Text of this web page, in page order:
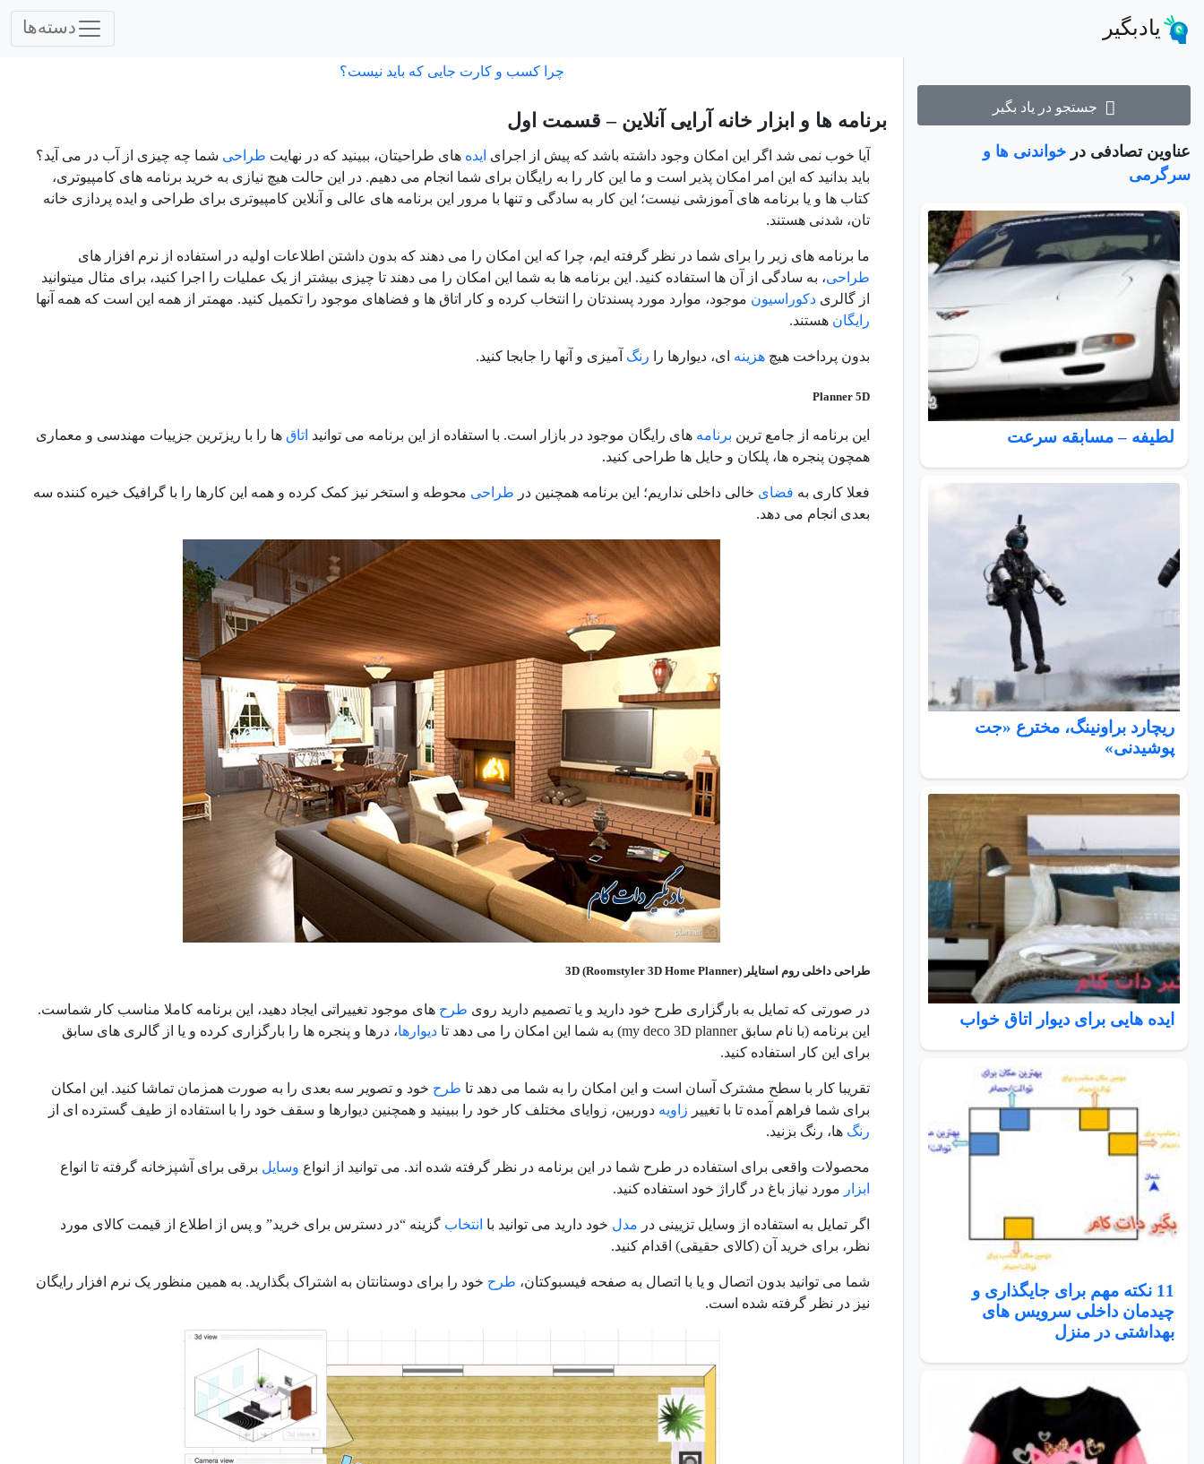
یادبگیر دسته‌ها
جستجو در یاد بگیر
عناوین تصادفی در خواندنی ها و
سرگرمی
لطیفه – مسابقه سرعت
ریچارد براونینگ، مخترع «جت
پوشیدنی»
ایده هایی برای دیوار اتاق خواب
11 نکته مهم برای جایگذاری و
چیدمان داخلی سرویس های
بهداشتی در منزل
چرا کسب و کارت جایی که باید نیست؟
برنامه ها و ابزار خانه آرایی آنلاین – قسمت اول
آیا خوب نمی شد اگر این امکان وجود داشته باشد که پیش از اجرای ایده های طراحیتان، ببینید که در نهایت طراحی شما چه چیزی از آب در می آید؟
باید بدانید که این امر امکان پذیر است و ما این کار را به رایگان برای شما انجام می دهیم. در این حالت هیچ نیازی به خرید برنامه های کامپیوتری،
کتاب ها و یا برنامه های آموزشی نیست؛ این کار به سادگی و تنها با مرور این برنامه های عالی و آنلاین کامپیوتری برای طراحی و ایده پردازی خانه
تان، شدنی هستند.
ما برنامه های زیر را برای شما در نظر گرفته ایم، چرا که این امکان را می دهند که بدون داشتن اطلاعات اولیه در استفاده از نرم افزار های
طراحی، به سادگی از آن ها استفاده کنید. این برنامه ها به شما این امکان را می دهند تا چیزی بیشتر از یک عملیات را اجرا کنید، برای مثال میتوانید
از گالری دکوراسیون موجود، موارد مورد پسندتان را انتخاب کرده و کار اتاق ها و فضاهای موجود را تکمیل کنید. مهمتر از همه این است که همه آنها
رایگان هستند.
بدون پرداخت هیچ هزینه ای، دیوارها را رنگ آمیزی و آنها را جابجا کنید.
Planner 5D
این برنامه از جامع ترین برنامه های رایگان موجود در بازار است. با استفاده از این برنامه می توانید اتاق ها را با ریزترین جزییات مهندسی و معماری
همچون پنجره ها، پلکان و حایل ها طراحی کنید.
فعلا کاری به فضای خالی داخلی نداریم؛ این برنامه همچنین در طراحی محوطه و استخر نیز کمک کرده و همه این کارها را با گرافیک خیره کننده سه
بعدی انجام می دهد.
طراحی داخلی روم استایلر 3D (Roomstyler 3D Home Planner)
در صورتی که تمایل به بارگزاری طرح خود دارید و یا تصمیم دارید روی طرح های موجود تغییراتی ایجاد دهید، این برنامه کاملا مناسب کار شماست.
این برنامه (با نام سابق my deco 3D planner) به شما این امکان را می دهد تا
دیوارها، درها و پنجره ها را بارگزاری کرده و یا از گالری های سابق
برای این کار استفاده کنید.
تقریبا کار با سطح مشترک آسان است و این امکان را به شما می دهد تا طرح خود و تصویر سه بعدی را به صورت همزمان تماشا کنید. این امکان
برای شما فراهم آمده تا با تغییر زاویه دوربین، زوایای مختلف کار خود را ببینید و همچنین دیوارها و سقف خود را با استفاده از طیف گسترده ای از
رنگ ها، رنگ بزنید.
محصولات واقعی برای استفاده در طرح شما در این برنامه در نظر گرفته شده اند. می توانید از انواع وسایل برقی برای آشپزخانه گرفته تا انواع
ابزار مورد نیاز باغ در گاراژ خود استفاده کنید.
اگر تمایل به استفاده از وسایل تزیینی در مدل خود دارید می توانید با انتخاب گزینه “در دسترس برای خرید” و پس از اطلاع از قیمت کالای مورد
نظر، برای خرید آن (کالای حقیقی) اقدام کنید.
شما می توانید بدون اتصال و یا با اتصال به صفحه فیسبوکتان، طرح خود را برای دوستانتان به اشتراک بگذارید. به همین منظور یک نرم افزار رایگان
نیز در نظر گرفته شده است.